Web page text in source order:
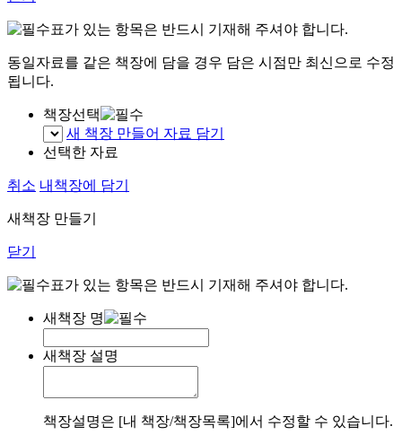
표가 있는 항목은 반드시 기재해 주셔야 합니다.
동일자료를 같은 책장에 담을 경우 담은 시점만 최신으로 수정
됩니다.
책장선택
새 책장 만들어 자료 담기
선택한 자료
취소 내책장에 담기
새책장 만들기
닫기
표가 있는 항목은 반드시 기재해 주셔야 합니다.
새책장 명
새책장 설명
책장설명은 [내 책장/책장목록]에서 수정할 수 있습니다.